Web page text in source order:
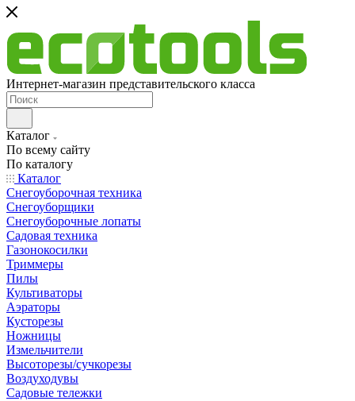
Интернет-магазин представительского класса
Каталог
По всему сайту
По каталогу
Каталог
Снегоуборочная техника
Снегоуборщики
Снегоуборочные лопаты
Садовая техника
Газонокосилки
Триммеры
Пилы
Культиваторы
Аэраторы
Кусторезы
Ножницы
Измельчители
Высоторезы/сучкорезы
Воздуходувы
Садовые тележки